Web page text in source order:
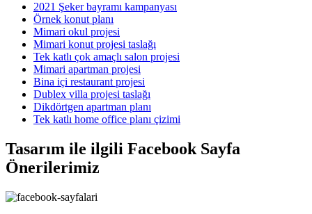
2021 Şeker bayramı kampanyası
Örnek konut planı
Mimari okul projesi
Mimari konut projesi taslağı
Tek katlı çok amaçlı salon projesi
Mimari apartman projesi
Bina içi restaurant projesi
Dublex villa projesi taslağı
Dikdörtgen apartman planı
Tek katlı home office planı çizimi
Tasarım ile ilgili Facebook Sayfa
Önerilerimiz